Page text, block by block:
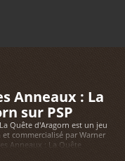
Anneaux : La
sur PSP
Quête d'Aragorn est un jeu
commercialisé par Warner
Anneaux : La Quête